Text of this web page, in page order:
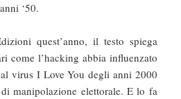
‘50.
quest’anno, il testo spiega
come l’hacking abbia influenzato
virus I Love You degli anni 2000
manipolazione elettorale. E lo fa